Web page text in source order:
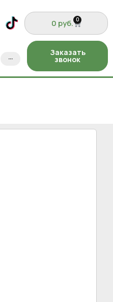
0 руб. 0
···
Заказать
звонок